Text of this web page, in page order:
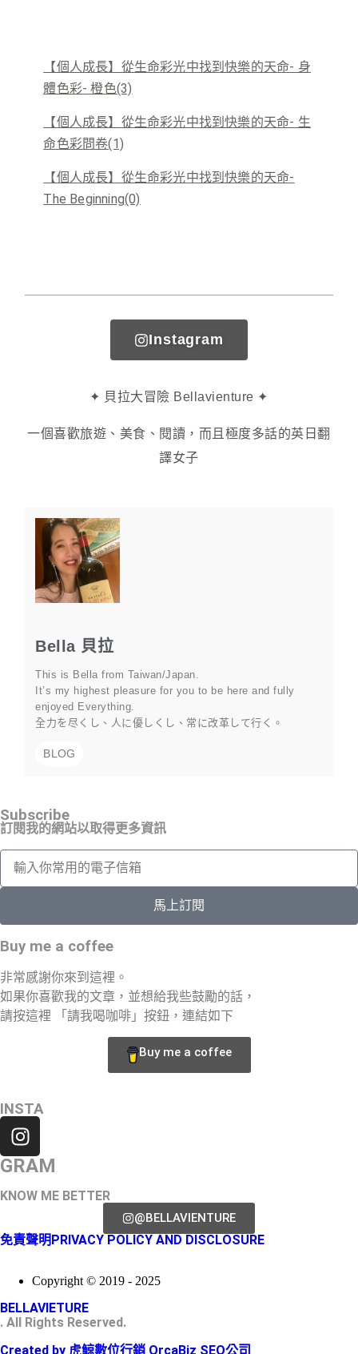
【個人成長】從生命彩光中找到快樂的天命- 身
體色彩- 橙色(3)
【個人成長】從生命彩光中找到快樂的天命- 生
命色彩問卷(1)
【個人成長】從生命彩光中找到快樂的天命-
The Beginning(0)
Instagram
✦ 貝拉大冒險 Bellavienture ✦
一個喜歡旅遊、美食、閱讀，而且極度多話的英日翻
譯女子
Bella 貝拉
This is Bella from Taiwan/Japan.
It’s my highest pleasure for you to be here and fully
enjoyed Everything.
全力を尽くし、人に優しくし、常に改革して行く。
BLOG
Subscribe
訂閱我的網站以取得更多資訊
馬上訂閱
Buy me a coffee
非常感謝你來到這裡。
如果你喜歡我的文章，並想給我些鼓勵的話，
請按這裡 「請我喝咖啡」按鈕，連結如下
Buy me a coffee
INSTA
GRAM
KNOW ME BETTER
@BELLAVIENTURE
免責聲明PRIVACY POLICY AND DISCLOSURE
Copyright © 2019 - 2025
BELLAVIETURE
. All Rights Reserved.
Created by 虎鯨數位行銷 OrcaBiz SEO公司